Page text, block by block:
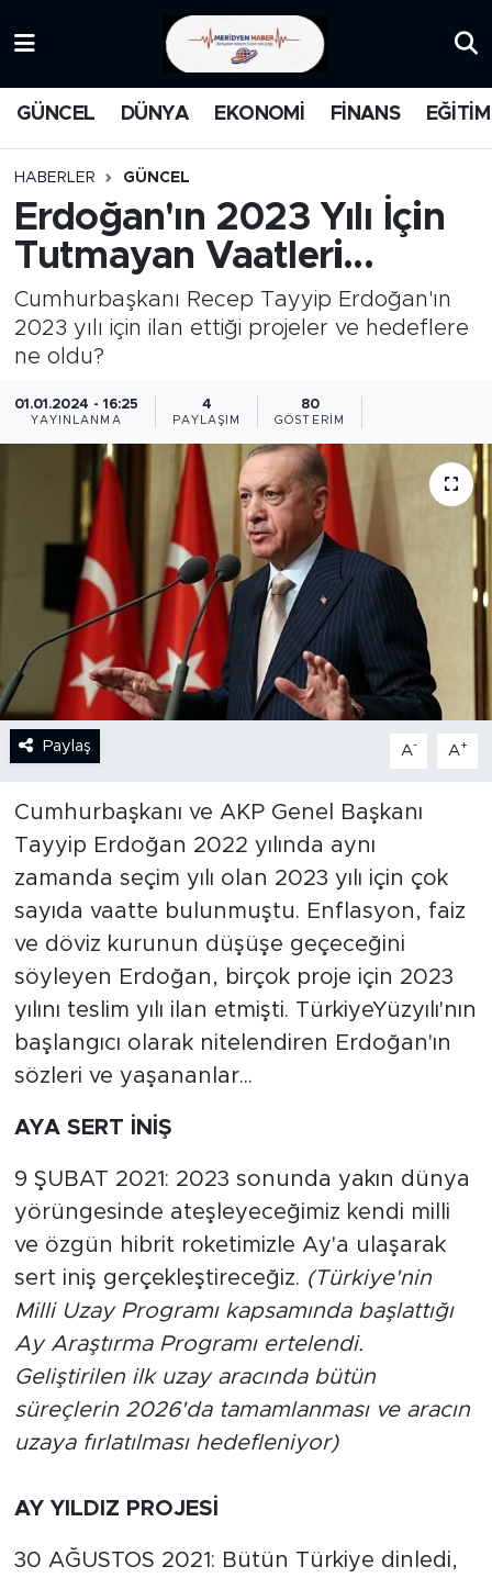
GÜNCEL DÜNYA EKONOMİ FİNANS EĞİTİM
HABERLER GÜNCEL
Erdoğan'ın 2023 Yılı İçin
Tutmayan Vaatleri...
Cumhurbaşkanı Recep Tayyip Erdoğan'ın
2023 yılı için ilan ettiği projeler ve hedeflere
ne oldu?
01.01.2024 - 16:25
YAYINLANMA
4
PAYLAŞIM
80
GÖSTERIM
Paylaş A- A+
Cumhurbaşkanı ve AKP Genel Başkanı
Tayyip Erdoğan 2022 yılında aynı
zamanda seçim yılı olan 2023 yılı için çok
sayıda vaatte bulunmuştu. Enflasyon, faiz
ve döviz kurunun düşüşe geçeceğini
söyleyen Erdoğan, birçok proje için 2023
yılını teslim yılı ilan etmişti. TürkiyeYüzyılı'nın
başlangıcı olarak nitelendiren Erdoğan'ın
sözleri ve yaşananlar...
AYA SERT İNİŞ
9 ŞUBAT 2021: 2023 sonunda yakın dünya
yörüngesinde ateşleyeceğimiz kendi milli
ve özgün hibrit roketimizle Ay'a ulaşarak
sert iniş gerçekleştireceğiz. (Türkiye'nin
Milli Uzay Programı kapsamında başlattığı
Ay Araştırma Programı ertelendi.
Geliştirilen ilk uzay aracında bütün
süreçlerin 2026'da tamamlanması ve aracın
uzaya fırlatılması hedefleniyor)
AY YILDIZ PROJESİ
30 AĞUSTOS 2021: Bütün Türkiye dinledi,
MEDYA
FİNANS
DÜNYA
GÜNCEL
KARİKATÜR
BİLİM-TEKNOLOJİ
RÖPÖRTAJ
ANALİZ
NOSTALJİ
KULİS
YAZARLAR
DİNİ
POLİTİKA
EKONOMİ
SPOR
KÜLTÜR SANAT
TARİHTEN GÜNÜMÜZE
TARİH
KADIN
SAĞLIK
SİYASET
Trafik Durumu
Süper Lig Puan Durumu ve Fikstür
Tüm Manşetler
Son Dakika Haberleri
Haber Arşivi